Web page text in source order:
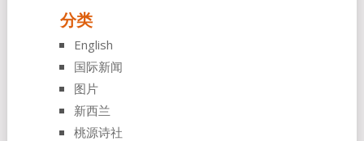
分类
English
国际新闻
图片
新西兰
桃源诗社